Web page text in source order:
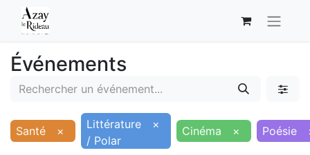
Événements
Santé ×
Littérature
/ Polar
× Cinéma × Poésie